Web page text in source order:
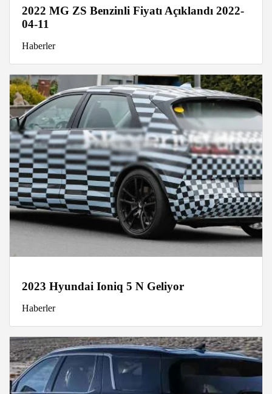
2022 MG ZS Benzinli Fiyatı Açıklandı 2022-
04-11
Haberler
2023 Hyundai Ioniq 5 N Geliyor
Haberler